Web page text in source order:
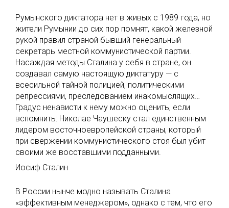
Румынского диктатора нет в живых с 1989 года, но
жители Румынии до сих пор помнят, какой железной
рукой правил страной бывший генеральный
секретарь местной коммунистической партии.
Насаждая методы Сталина у себя в стране, он
создавал самую настоящую диктатуру — с
всесильной тайной полицией, политическими
репрессиями, преследованием инакомыслящих…
Градус ненависти к нему можно оценить, если
вспомнить: Николае Чаушеску стал единственным
лидером восточноевропейской страны, который
при свержении коммунистического стоя был убит
своими же восставшими подданными.
Иосиф Сталин
В России нынче модно называть Сталина
«эффективным менеджером», однако с тем, что его